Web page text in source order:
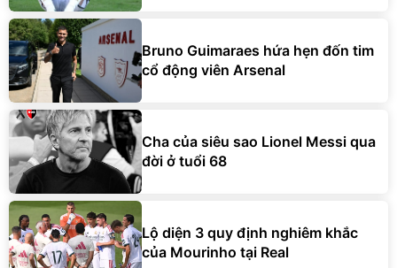
Bruno Guimaraes hứa hẹn đốn tim
cổ động viên Arsenal
Cha của siêu sao Lionel Messi qua
đời ở tuổi 68
Lộ diện 3 quy định nghiêm khắc
của Mourinho tại Real